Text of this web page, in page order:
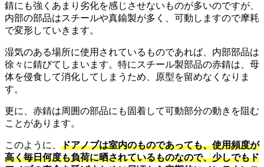
錆にも強くあまり劣化を感じさせないものが多いのですが、
内部の部品はスチールや真鍮製が多く、可動しますので摩耗
で変形していきます。
湿気のある場所に使用されているものであれば、内部部品は
徐々に錆びてしまいます。特にスチール製部品の赤錆は、母
体を侵食して消化してしまうため、原型を留めなくなりま
す。
更に、赤錆は周囲の部品にも固着して可動部分の動きを阻む
ことがあります。
このように、 ドアノブは室内のものであっても、使用頻度が
高く毎日何度も負荷に晒されているものなので、少しでもド